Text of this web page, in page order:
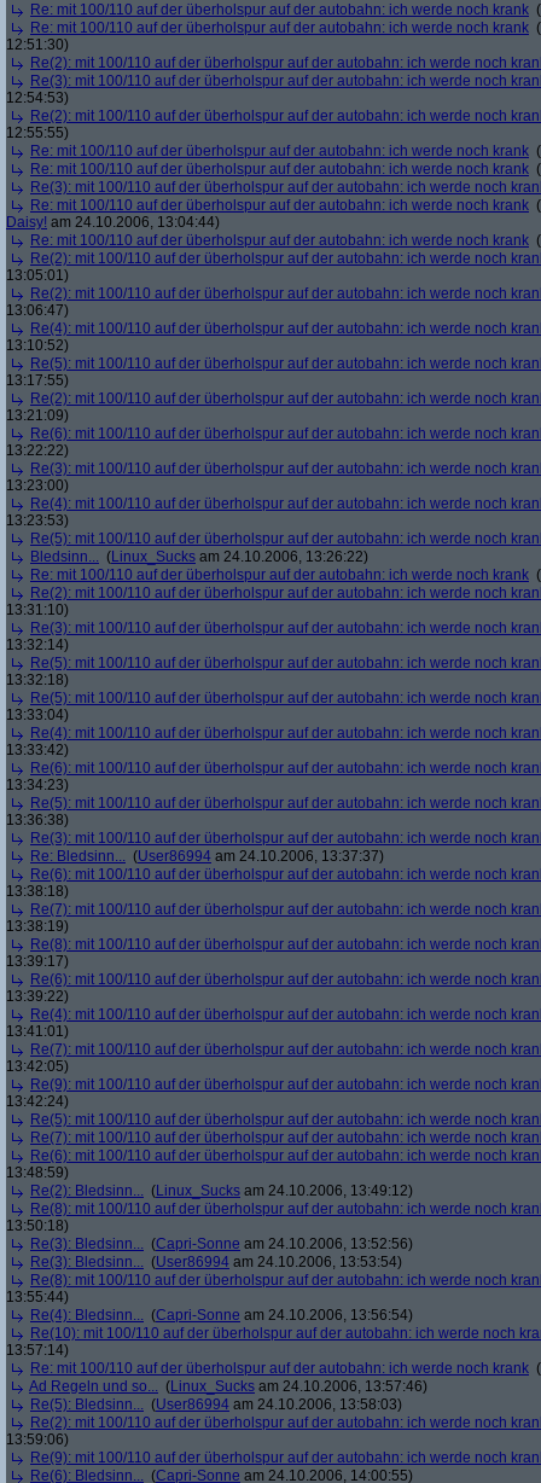
Re: mit 100/110 auf der überholspur auf der autobahn: ich werde noch krank (
Re: mit 100/110 auf der überholspur auf der autobahn: ich werde noch krank (
12:51:30)
Re(2): mit 100/110 auf der überholspur auf der autobahn: ich werde noch
Re(3): mit 100/110 auf der überholspur auf der autobahn: ich werde noch
12:54:53)
Re(2): mit 100/110 auf der überholspur auf der autobahn: ich werde noch
12:55:55)
Re: mit 100/110 auf der überholspur auf der autobahn: ich werde noch krank (
Re: mit 100/110 auf der überholspur auf der autobahn: ich werde noch krank (
Re(3): mit 100/110 auf der überholspur auf der autobahn: ich werde noch
Re: mit 100/110 auf der überholspur auf der autobahn: ich werde noch krank (
Daisy! am 24.10.2006, 13:04:44)
Re: mit 100/110 auf der überholspur auf der autobahn: ich werde noch krank (
Re(2): mit 100/110 auf der überholspur auf der autobahn: ich werde noch
13:05:01)
Re(2): mit 100/110 auf der überholspur auf der autobahn: ich werde noch
13:06:47)
Re(4): mit 100/110 auf der überholspur auf der autobahn: ich werde noch
13:10:52)
Re(5): mit 100/110 auf der überholspur auf der autobahn: ich werde noch
13:17:55)
Re(2): mit 100/110 auf der überholspur auf der autobahn: ich werde noch
13:21:09)
Re(6): mit 100/110 auf der überholspur auf der autobahn: ich werde noch
13:22:22)
Re(3): mit 100/110 auf der überholspur auf der autobahn: ich werde noch
13:23:00)
Re(4): mit 100/110 auf der überholspur auf der autobahn: ich werde noch
13:23:53)
Re(5): mit 100/110 auf der überholspur auf der autobahn: ich werde noch
Bledsinn... (Linux_Sucks am 24.10.2006, 13:26:22)
Re: mit 100/110 auf der überholspur auf der autobahn: ich werde noch krank (
Re(2): mit 100/110 auf der überholspur auf der autobahn: ich werde noch
13:31:10)
Re(3): mit 100/110 auf der überholspur auf der autobahn: ich werde noch
13:32:14)
Re(5): mit 100/110 auf der überholspur auf der autobahn: ich werde noch
13:32:18)
Re(5): mit 100/110 auf der überholspur auf der autobahn: ich werde noch
13:33:04)
Re(4): mit 100/110 auf der überholspur auf der autobahn: ich werde noch
13:33:42)
Re(6): mit 100/110 auf der überholspur auf der autobahn: ich werde noch
13:34:23)
Re(5): mit 100/110 auf der überholspur auf der autobahn: ich werde noch
13:36:38)
Re(3): mit 100/110 auf der überholspur auf der autobahn: ich werde noch
Re: Bledsinn... (User86994 am 24.10.2006, 13:37:37)
Re(6): mit 100/110 auf der überholspur auf der autobahn: ich werde noch
13:38:18)
Re(7): mit 100/110 auf der überholspur auf der autobahn: ich werde noch
13:38:19)
Re(8): mit 100/110 auf der überholspur auf der autobahn: ich werde noch
13:39:17)
Re(6): mit 100/110 auf der überholspur auf der autobahn: ich werde noch
13:39:22)
Re(4): mit 100/110 auf der überholspur auf der autobahn: ich werde noch
13:41:01)
Re(7): mit 100/110 auf der überholspur auf der autobahn: ich werde noch
13:42:05)
Re(9): mit 100/110 auf der überholspur auf der autobahn: ich werde noch
13:42:24)
Re(5): mit 100/110 auf der überholspur auf der autobahn: ich werde noch
Re(7): mit 100/110 auf der überholspur auf der autobahn: ich werde noch
Re(6): mit 100/110 auf der überholspur auf der autobahn: ich werde noch
13:48:59)
Re(2): Bledsinn... (Linux_Sucks am 24.10.2006, 13:49:12)
Re(8): mit 100/110 auf der überholspur auf der autobahn: ich werde noch
13:50:18)
Re(3): Bledsinn... (Capri-Sonne am 24.10.2006, 13:52:56)
Re(3): Bledsinn... (User86994 am 24.10.2006, 13:53:54)
Re(8): mit 100/110 auf der überholspur auf der autobahn: ich werde noch
13:55:44)
Re(4): Bledsinn... (Capri-Sonne am 24.10.2006, 13:56:54)
Re(10): mit 100/110 auf der überholspur auf der autobahn: ich werde noch
13:57:14)
Re: mit 100/110 auf der überholspur auf der autobahn: ich werde noch krank (
Ad Regeln und so... (Linux_Sucks am 24.10.2006, 13:57:46)
Re(5): Bledsinn... (User86994 am 24.10.2006, 13:58:03)
Re(2): mit 100/110 auf der überholspur auf der autobahn: ich werde noch
13:59:06)
Re(9): mit 100/110 auf der überholspur auf der autobahn: ich werde noch
Re(6): Bledsinn... (Capri-Sonne am 24.10.2006, 14:00:55)